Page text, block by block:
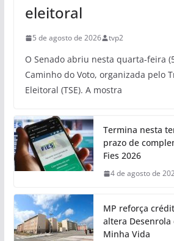
eleitoral
5 de agosto de 2026 tvp2
O Senado abriu nesta quarta-feira
Caminho do Voto, organizada pelo
Eleitoral (TSE). A mostra
Termina nesta
prazo de
Fies 2026
4 de agosto de
MP reforça
altera Desenrola
Minha Vida